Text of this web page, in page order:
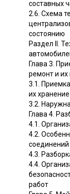
составных
2.6. Схема
состоянию
Раздел II.
Глава 3.
ремонт и
3.1.
их хранение
3.2.
Глава 4.
4.1.
4.2.
соединений
4.3.
4.4.
работ